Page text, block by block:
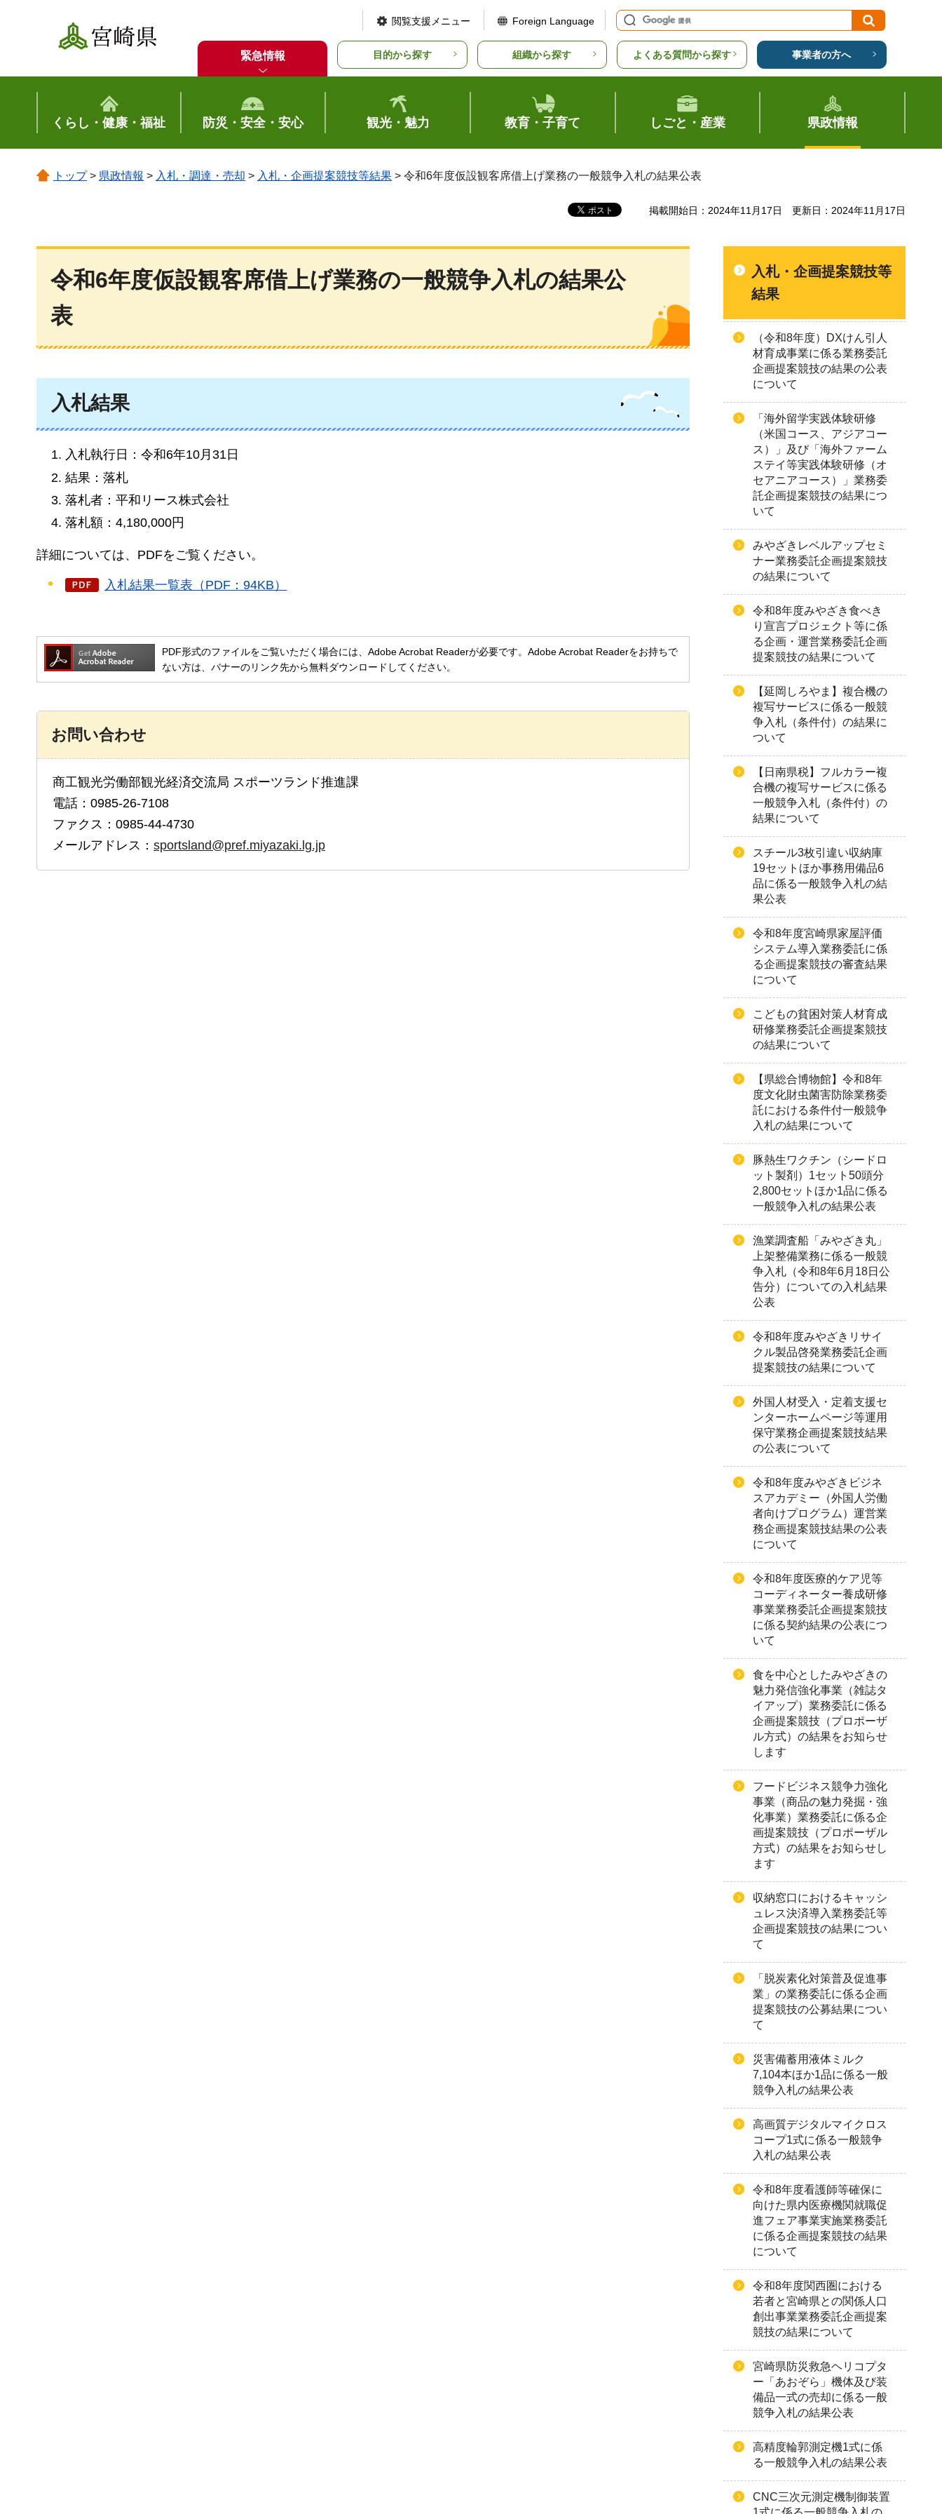
宮崎県
閲覧支援メニュー Foreign Language
緊急情報 目的から探す 組織から探す よくある質問から探す 事業者の方へ
くらし・健康・福祉 防災・安全・安心 観光・魅力 教育・子育て しごと・産業 県政情報
トップ> 県政情報 > 入札・調達・売却 > 入札・企画提案競技等結果 > 令和6年度仮設観客席借上げ業務の一般競争入札の結果公表
掲載開始日：2024年11月17日 更新日：2024年11月17日
令和6年度仮設観客席借上げ業務の一般競争入札の結果公
表
入札結果
入札執行日：令和6年10月31日
結果：落札
落札者：平和リース株式会社
落札額：4,180,000円
詳細については、PDFをご覧ください。
入札結果一覧表（PDF：94KB）
PDF形式のファイルをご覧いただく場合には、Adobe Acrobat Readerが必要です。Adobe Acrobat Readerをお持ちで
ない方は、バナーのリンク先から無料ダウンロードしてください。
お問い合わせ
商工観光労働部観光経済交流局 スポーツランド推進課
電話：0985-26-7108
ファクス：0985-44-4730
メールアドレス： sportsland@pref.miyazaki.lg.jp
入札・企画提案競技等
結果
（令和8年度）DXけん引人
材育成事業に係る業務委託
企画提案競技の結果の公表
について
「海外留学実践体験研修
（米国コース、アジアコー
ス）」及び「海外ファーム
ステイ等実践体験研修（オ
セアニアコース）」業務委
託企画提案競技の結果につ
いて
みやざきレベルアップセミ
ナー業務委託企画提案競技
の結果について
令和8年度みやざき食べき
り宣言プロジェクト等に係
る企画・運営業務委託企画
提案競技の結果について
【延岡しろやま】複合機の
複写サービスに係る一般競
争入札（条件付）の結果に
ついて
【日南県税】フルカラー複
合機の複写サービスに係る
一般競争入札（条件付）の
結果について
スチール3枚引違い収納庫
19セットほか事務用備品6
品に係る一般競争入札の結
果公表
令和8年度宮崎県家屋評価
システム導入業務委託に係
る企画提案競技の審査結果
について
こどもの貧困対策人材育成
研修業務委託企画提案競技
の結果について
【県総合博物館】令和8年
度文化財虫菌害防除業務委
託における条件付一般競争
入札の結果について
豚熱生ワクチン（シードロ
ット製剤）1セット50頭分
2,800セットほか1品に係る
一般競争入札の結果公表
漁業調査船「みやざき丸」
上架整備業務に係る一般競
争入札（令和8年6月18日公
告分）についての入札結果
公表
令和8年度みやざきリサイ
クル製品啓発業務委託企画
提案競技の結果について
外国人材受入・定着支援セ
ンターホームページ等運用
保守業務企画提案競技結果
の公表について
令和8年度みやざきビジネ
スアカデミー（外国人労働
者向けプログラム）運営業
務企画提案競技結果の公表
について
令和8年度医療的ケア児等
コーディネーター養成研修
事業業務委託企画提案競技
に係る契約結果の公表につ
いて
食を中心としたみやざきの
魅力発信強化事業（雑誌タ
イアップ）業務委託に係る
企画提案競技（プロポーザ
ル方式）の結果をお知らせ
します
フードビジネス競争力強化
事業（商品の魅力発掘・強
化事業）業務委託に係る企
画提案競技（プロポーザル
方式）の結果をお知らせし
ます
収納窓口におけるキャッシ
ュレス決済導入業務委託等
企画提案競技の結果につい
て
「脱炭素化対策普及促進事
業」の業務委託に係る企画
提案競技の公募結果につい
て
災害備蓄用液体ミルク
7,104本ほか1品に係る一般
競争入札の結果公表
高画質デジタルマイクロス
コープ1式に係る一般競争
入札の結果公表
令和8年度看護師等確保に
向けた県内医療機関就職促
進フェア事業実施業務委託
に係る企画提案競技の結果
について
令和8年度関西圏における
若者と宮崎県との関係人口
創出事業業務委託企画提案
競技の結果について
宮崎県防災救急ヘリコプタ
ー「あおぞら」機体及び装
備品一式の売却に係る一般
競争入札の結果公表
高精度輪郭測定機1式に係
る一般競争入札の結果公表
CNC三次元測定機制御装置